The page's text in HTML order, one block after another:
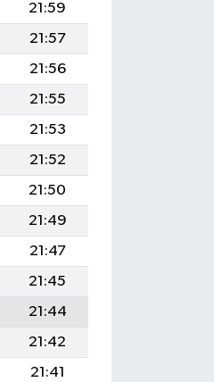
21:59
21:57
21:56
21:55
21:53
21:52
21:50
21:49
21:47
21:45
21:44
21:42
21:41